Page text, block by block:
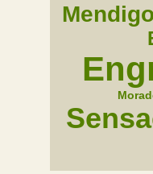
Mendigo